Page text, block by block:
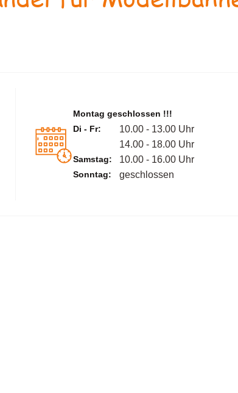
Montag geschlossen !!!
Di - Fr:
10.00 - 13.00 Uhr
14.00 - 18.00 Uhr
Samstag: 10.00 - 16.00 Uhr
Sonntag: geschlossen